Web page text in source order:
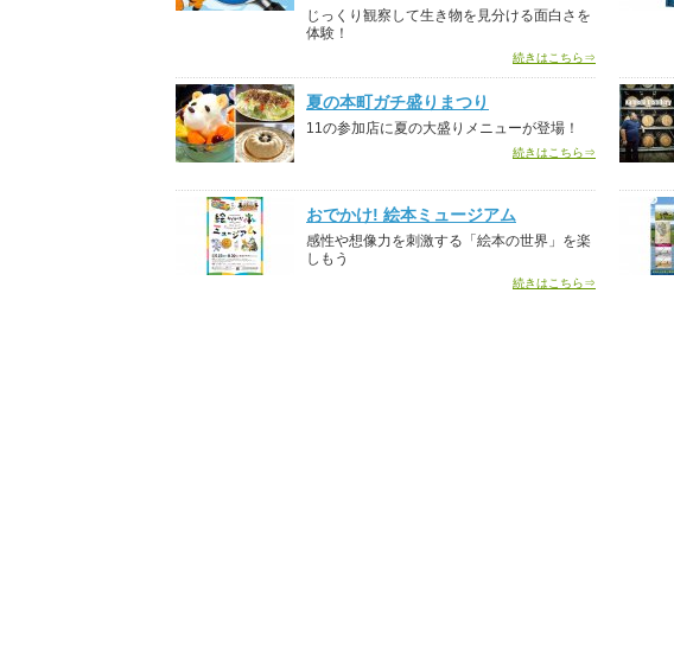
じっくり観察して生き物を見分ける面白さを
体験！
続きはこちら⇒
夏の本町ガチ盛りまつり
11の参加店に夏の大盛りメニューが登場！
続きはこちら⇒
おでかけ! 絵本ミュージアム
感性や想像力を刺激する「絵本の世界」を楽
しもう
続きはこちら⇒